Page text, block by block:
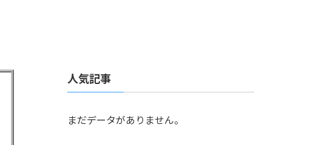
人気記事
まだデータがありません。